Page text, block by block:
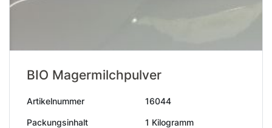
BIO Magermilchpulver
Artikelnummer 16044
Packungsinhalt 1 Kilogramm